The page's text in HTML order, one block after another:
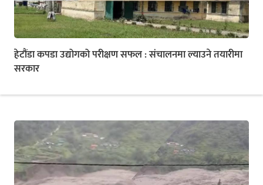
हेटौंडा कपडा उद्योगको परीक्षण सफल : संचालनमा ल्याउने तयारीमा
सरकार